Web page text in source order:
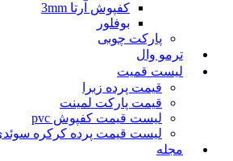
کفپوش آرتا 3mm
بوفلور
پارکت چوبی
ترمو وال
لیست قمیت
قیمت پرده زبرا
قیمت پارکت لمینت
لیست قیمت کفپوش pvc
لیست قیمت پرده کرکره سوئدی
مجله